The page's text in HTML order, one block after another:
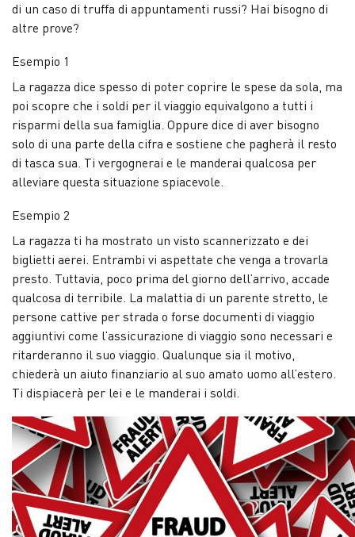
di un caso di truffa di appuntamenti russi? Hai bisogno di
altre prove?
Esempio 1
La ragazza dice spesso di poter coprire le spese da sola, ma
poi scopre che i soldi per il viaggio equivalgono a tutti i
risparmi della sua famiglia. Oppure dice di aver bisogno
solo di una parte della cifra e sostiene che pagherà il resto
di tasca sua. Ti vergognerai e le manderai qualcosa per
alleviare questa situazione spiacevole.
Esempio 2
La ragazza ti ha mostrato un visto scannerizzato e dei
biglietti aerei. Entrambi vi aspettate che venga a trovarla
presto. Tuttavia, poco prima del giorno dell’arrivo, accade
qualcosa di terribile. La malattia di un parente stretto, le
persone cattive per strada o forse documenti di viaggio
aggiuntivi come l’assicurazione di viaggio sono necessari e
ritarderanno il suo viaggio. Qualunque sia il motivo,
chiederà un aiuto finanziario al suo amato uomo all’estero.
Ti dispiacerà per lei e le manderai i soldi.